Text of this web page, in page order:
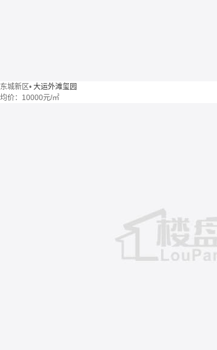
东城新区• 大运外滩玺园
均价： 10000元/㎡